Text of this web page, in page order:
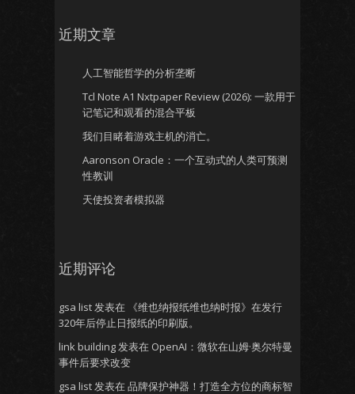
近期文章
人工智能哲学的分析垄断
Tcl Note A1 Nxtpaper Review (2026): 一款用于
记笔记和观看的混合平板
我们目睹着游戏主机的消亡。
Aaronson Oracle：一个互动式的人类可预测
性教训
天使投资者模拟器
近期评论
gsa list发表在
《维也纳报纸维也纳时报》在发行
320年后停止日报纸的印刷版。
link building发表在 OpenAI：微软在山姆·奥尔特曼
事件后要求改变
gsa list发表在 品牌保护神器！打造全方位的商标智